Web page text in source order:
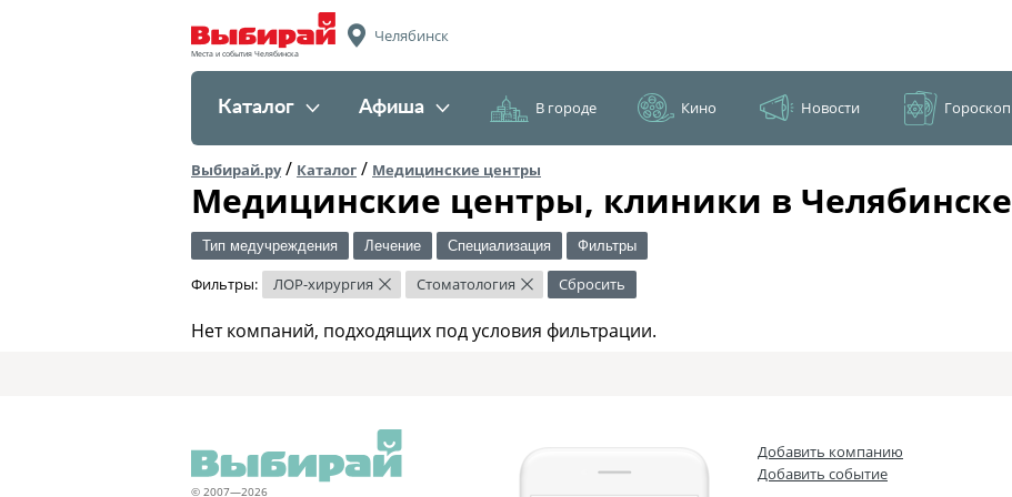
Места и события Челябинска
Челябинск
Каталог Афиша В городе Кино Новости Гороскоп
Выбирай.ру/ Каталог / Медицинские центры
Медицинские центры, клиники в Челябинске
Тип медучреждения Лечение Специализация Фильтры
Фильтры: ЛОР-хирургия × Стоматология × Сбросить
Нет компаний, подходящих под условия фильтрации.
© 2007—2026
Добавить компанию
Добавить событие